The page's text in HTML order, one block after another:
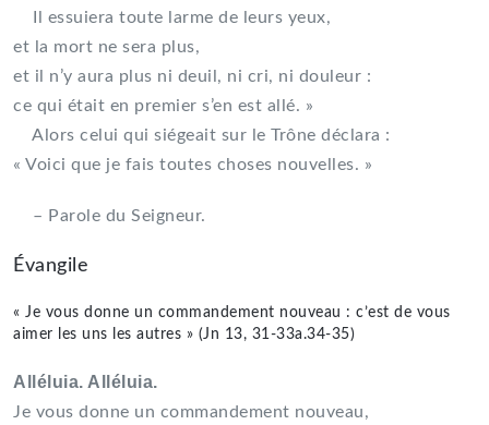
Il essuiera toute larme de leurs yeux,
et la mort ne sera plus,
et il n’y aura plus ni deuil, ni cri, ni douleur :
ce qui était en premier s’en est allé. »
Alors celui qui siégeait sur le Trône déclara :
« Voici que je fais toutes choses nouvelles. »
– Parole du Seigneur.
Évangile
« Je vous donne un commandement nouveau : c’est de vous
aimer les uns les autres » (Jn 13, 31-33a.34-35)
Alléluia. Alléluia.
Je vous donne un commandement nouveau,